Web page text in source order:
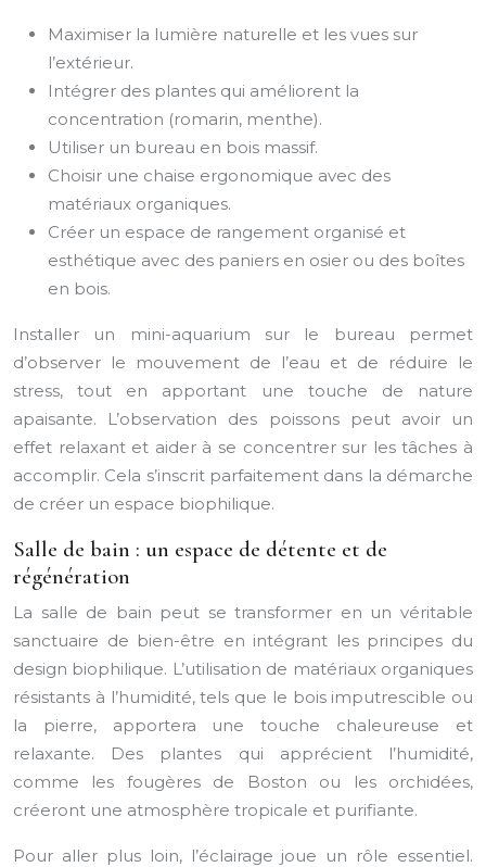
Maximiser la lumière naturelle et les vues sur
l’extérieur.
Intégrer des plantes qui améliorent la
concentration (romarin, menthe).
Utiliser un bureau en bois massif.
Choisir une chaise ergonomique avec des
matériaux organiques.
Créer un espace de rangement organisé et
esthétique avec des paniers en osier ou des boîtes
en bois.
Installer un mini-aquarium sur le bureau permet
d’observer le mouvement de l’eau et de réduire le
stress, tout en apportant une touche de nature
apaisante. L’observation des poissons peut avoir un
effet relaxant et aider à se concentrer sur les tâches à
accomplir. Cela s’inscrit parfaitement dans la démarche
de créer un espace biophilique.
Salle de bain : un espace de détente et de
régénération
La salle de bain peut se transformer en un véritable
sanctuaire de bien-être en intégrant les principes du
design biophilique. L’utilisation de matériaux organiques
résistants à l’humidité, tels que le bois imputrescible ou
la pierre, apportera une touche chaleureuse et
relaxante. Des plantes qui apprécient l’humidité,
comme les fougères de Boston ou les orchidées,
créeront une atmosphère tropicale et purifiante.
Pour aller plus loin, l’éclairage joue un rôle essentiel.